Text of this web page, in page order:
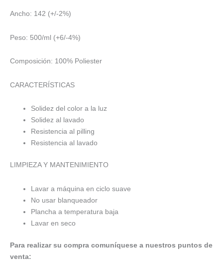
Ancho: 142 (+/-2%)
Peso: 500/ml (+6/-4%)
Composición: 100% Poliester
CARACTERÍSTICAS
Solidez del color a la luz
Solidez al lavado
Resistencia al pilling
Resistencia al lavado
LIMPIEZA Y MANTENIMIENTO
Lavar a máquina en ciclo suave
No usar blanqueador
Plancha a temperatura baja
Lavar en seco
Para realizar su compra comuníquese a nuestros puntos de
venta: